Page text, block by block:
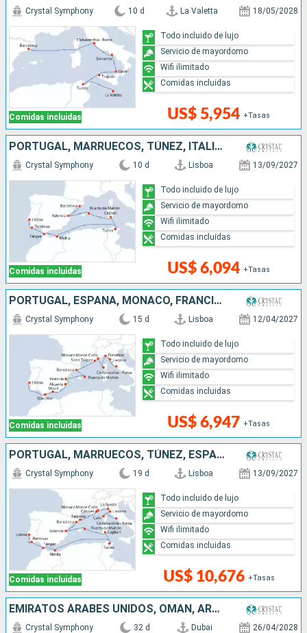
Comidas incluidas
Crystal Symphony 10 d La Valetta 18/05/2028
US$ 5,954 +Tasas
Todo incluido de lujo
Servicio de mayordomo
Wifi ilimitado
Comidas incluidas
PORTUGAL, MARRUECOS, TÚNEZ, ITALIA, ESPAÑA
Comidas incluidas
Crystal Symphony 10 d Lisboa 13/09/2027
US$ 6,094 +Tasas
Todo incluido de lujo
Servicio de mayordomo
Wifi ilimitado
Comidas incluidas
PORTUGAL, ESPAÑA, MONACO, FRANCIA, ITALIA
Comidas incluidas
Crystal Symphony 15 d Lisboa 12/04/2027
US$ 6,947 +Tasas
Todo incluido de lujo
Servicio de mayordomo
Wifi ilimitado
Comidas incluidas
PORTUGAL, MARRUECOS, TÚNEZ, ESPAÑA, MONACO, ITALIA, FRANCIA
Comidas incluidas
Crystal Symphony 19 d Lisboa 13/09/2027
US$ 10,676 +Tasas
Todo incluido de lujo
Servicio de mayordomo
Wifi ilimitado
Comidas incluidas
EMIRATOS ÁRABES UNIDOS, OMAN, ARABIA SAUDÍ, JORDANIA, EGIPTO, GRECIA, MALTA, TÚNEZ, ITALIA, ESPAÑA
Crystal Symphony 32 d Dubai 26/04/2028